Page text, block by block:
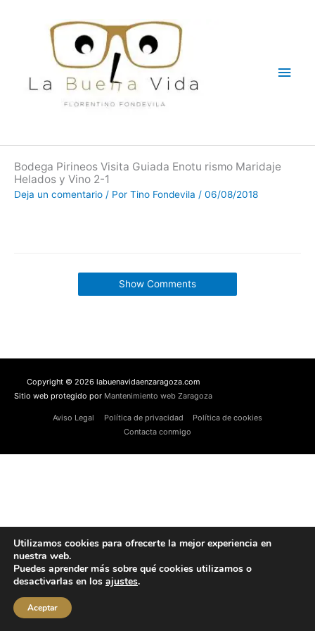
Bodega Pirineos Visita Guiada Enotu rismo Maridaje
Helados y Vino 2-1
Deja un comentario / Por Tino Fondevila / 06/08/2018
Show Comments
Copyright © 2026 labuenavidaenzaragoza.com
Sitio web protegido por Mantenimiento web Zaragoza
Aviso Legal Política de privacidad
Política de cookies
Contacta conmigo
Utilizamos cookies para ofrecerte la mejor experiencia en
nuestra web.
Puedes aprender más sobre qué cookies utilizamos o
desactivarlas en los ajustes.
Aceptar